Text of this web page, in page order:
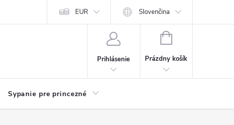
Kariéra EUR Slovenčina
Prihlásenie
NÁKUPNÝ
Prázdny košík
Sypanie pre princezné